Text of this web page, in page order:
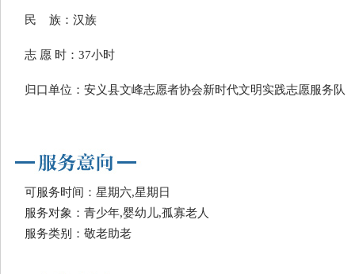
民 族：汉族
志 愿 时：37小时
归口单位：安义县文峰志愿者协会新时代文明实践志愿服务队
可服务时间：星期六,星期日
服务对象：青少年,婴幼儿,孤寡老人
服务类别：敬老助老